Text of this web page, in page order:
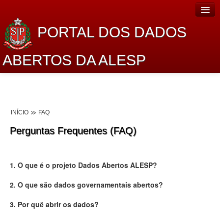
PORTAL DOS DADOS
ABERTOS DA ALESP
Lei de Acesso à Informação
INÍCIO FAQ
Perguntas Frequentes (FAQ)
1. O que é o projeto Dados Abertos ALESP?
2. O que são dados governamentais abertos?
3. Por quê abrir os dados?